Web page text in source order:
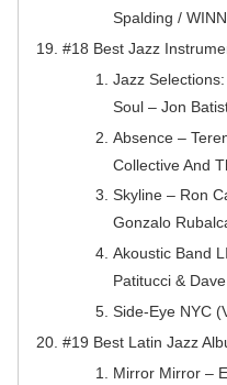
Spalding /
#18 Best Jazz
Jazz
Soul – Jon
Absence –
Collective And
Skyline – Ron
Gonzalo
Akoustic Band
Patitucci &
Side-Eye NYC
#19 Best Latin Jazz
Mirror Mirror –